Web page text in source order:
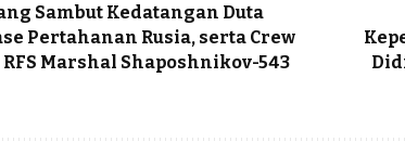
Sambut Kedatangan Duta
Pertahanan Rusia, serta Crew
Marshal Shaposhnikov-543